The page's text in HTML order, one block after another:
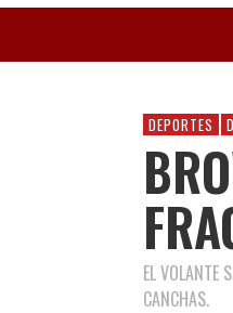
DEPORTES
EL VOLANTE
CANCHAS.